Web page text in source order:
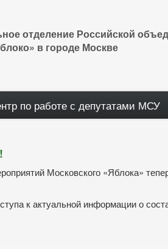
отделение Российской
в городе Москве
по работе с депутатами МСУ
Московского «Яблока»
к актуальной информации о